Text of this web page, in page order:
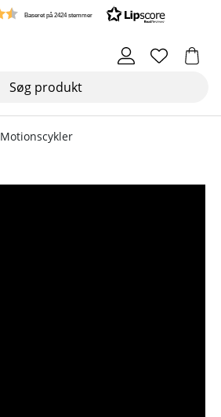
Baseret på 2424 stemmer
Motionscykler